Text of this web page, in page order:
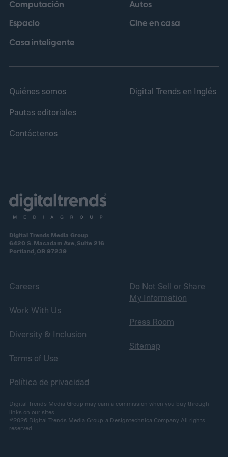
sus objetivos en taquilla y, aun así,
contribuir a otras áreas del conglomerado.
Computación
Espacio
Casa inteligente
Autos
Cine en casa
Quiénes somos
Pautas editoriales
Contáctenos
Digital Trends en Inglés
Digital Trends Media Group
6420 S. Macadam Ave, Suite 216
Portland, OR 97239
Careers
Work With Us
Diversity & Inclusion
Terms of Use
Política de privacidad
Do Not Sell or Share
My Information
Press Room
Sitemap
Digital Trends Media Group may earn a commission when you buy through
links on our sites.
©2026 Digital Trends Media Group , a Designtechnica Company. All rights
reserved.